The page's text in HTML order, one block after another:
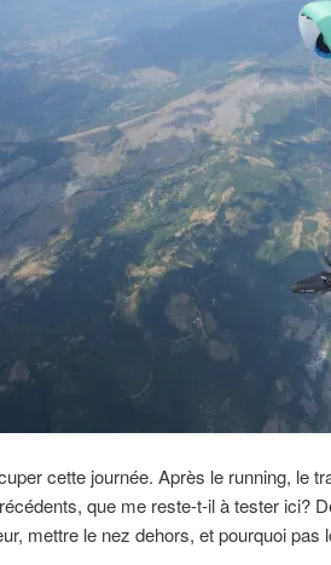
cette journée. Après le running, le
que me reste-t-il à tester ici?
mettre le nez dehors, et pourquoi